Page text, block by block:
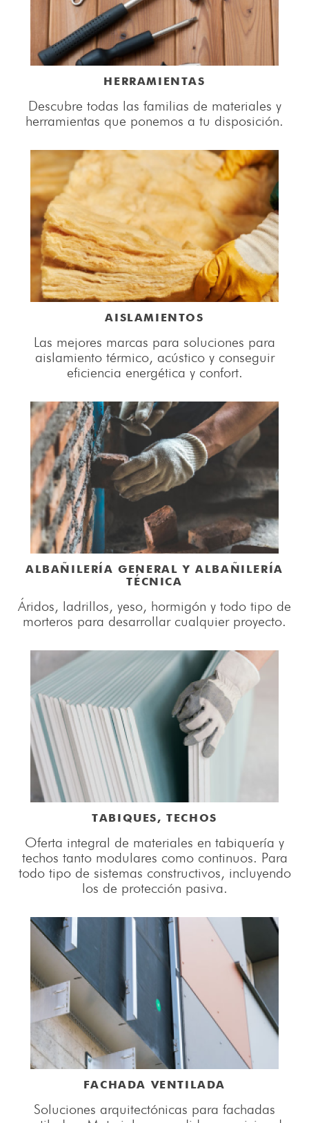
HERRAMIENTAS
Descubre todas las familias de materiales y
herramientas que ponemos a tu disposición.
AISLAMIENTOS
Las mejores marcas para soluciones para
aislamiento térmico, acústico y conseguir
eficiencia energética y confort.
ALBAÑILERÍA GENERAL Y ALBAÑILERÍA
TÉCNICA
Áridos, ladrillos, yeso, hormigón y todo tipo de
morteros para desarrollar cualquier proyecto.
TABIQUES, TECHOS
Oferta integral de materiales en tabiquería y
techos tanto modulares como continuos. Para
todo tipo de sistemas constructivos, incluyendo
los de protección pasiva.
FACHADA VENTILADA
Soluciones arquitectónicas para fachadas